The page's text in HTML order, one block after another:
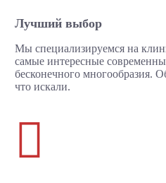
Лучший выбор
Мы специализируемся на
самые интересные
бесконечного многообразия.
что искали.
